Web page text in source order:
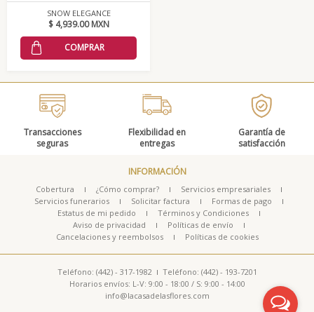
SNOW ELEGANCE
$ 4,939.00 MXN
COMPRAR
Transacciones
seguras
Flexibilidad en
entregas
Garantía de
satisfacción
INFORMACIÓN
Cobertura ¿Cómo comprar?
Servicios empresariales
Servicios funerarios
Solicitar factura
Formas de pago
Estatus de mi pedido
Términos y Condiciones
Aviso de privacidad
Políticas de envío
Cancelaciones y reembolsos
Políticas de cookies
Teléfono: (442) - 317-1982
Teléfono: (442) - 193-7201
Horarios envíos: L-V: 9:00 - 18:00 / S: 9:00 - 14:00
info@lacasadelasflores.com